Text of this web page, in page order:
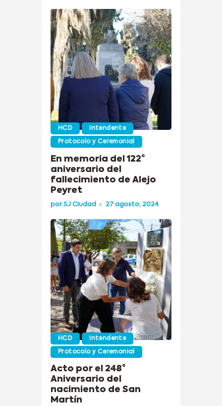
HCD Intendente
Protocolo y Ceremonial
En memoria del 122°
aniversario del
fallecimiento de Alejo
Peyret
porSJ Ciudad 27 agosto, 2024
HCD Intendente
Protocolo y Ceremonial
Acto por el 248°
Aniversario del
nacimiento de San
Martín